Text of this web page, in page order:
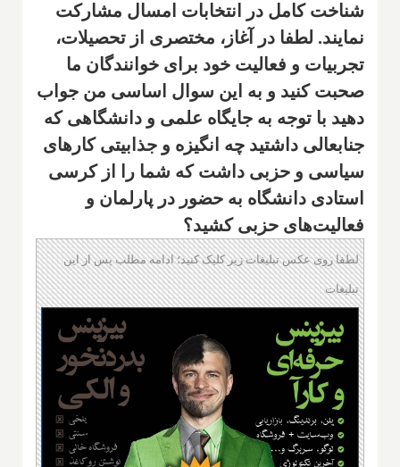
شناخت کامل در انتخابات امسال مشارکت
نمایند. لطفا در آغاز، مختصری از تحصیلات،
تجربیات و فعالیت خود برای خوانندگان ما
صحبت کنید و به این سوال اساسی من جواب
دهید با توجه به جایگاه علمی و دانشگاهی که
جنابعالی داشتید چه انگیزه و جذابیتی کارهای
سیاسی و حزبی داشت که شما را از کرسی
استادی دانشگاه به حضور در پارلمان و
فعالیت‌های حزبی کشید؟
لطفا روی عکس تبلیغات زیر کلیک کنید؛ ادامه مطلب پس از این
تبلیغات